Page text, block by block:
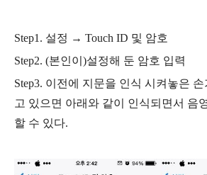
Step1. 설정 → Touch ID 및 암호
Step2. (본인이)설정해 둔 암호 입력
Step3. 이전에 지문을 인식 시켜놓은
고 있으면 아래와 같이 인식되면서 음
할 수 있다.